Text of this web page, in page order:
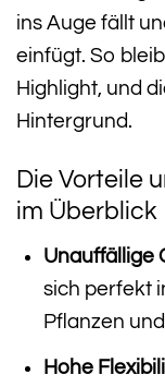
ins Auge fällt
einfügt. So
Highlight, und
Hintergrund.
Die Vorteile
im Überblick
Unauffällige
sich perfekt
Pflanzen
Hohe